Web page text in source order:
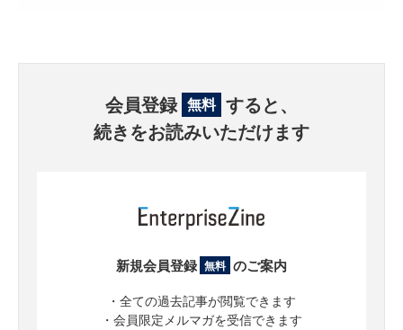
会員登録 無料 すると、
続きをお読みいただけます
新規会員登録 無料 のご案内
・全ての過去記事が閲覧できます
・会員限定メルマガを受信できます